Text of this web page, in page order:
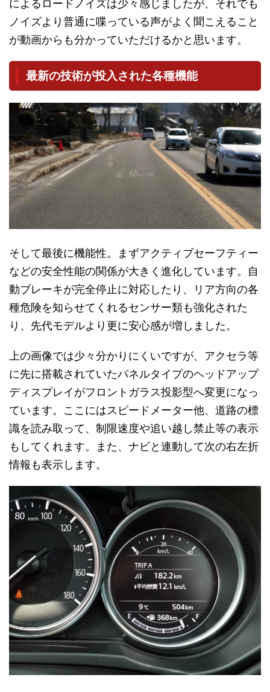
によるロードノイズは少々感じましたが、それでも
ノイズより普通に喋っている声がよく聞こえること
が動画からも分かっていただけるかと思います。
最新の技術が投入された各種機能
そして最後に機能性。まずアクティブセーフティー
などの安全性能の関係が大きく進化しています。自
動ブレーキが完全停止に対応したり、リア方向の各
種危険を知らせてくれるセンサー類も強化された
り、先代モデルより更に安心感が増しました。
上の画像では少々分かりにくいですが、アクセラ等
に先に搭載されていたパネルタイプのヘッドアップ
ディスプレイがフロントガラス投影型へ変更になっ
ています。ここにはスピードメーター他、道路の標
識を読み取って、制限速度や追い越し禁止等の表示
もしてくれます。また、ナビと連動して次の右左折
情報も表示します。